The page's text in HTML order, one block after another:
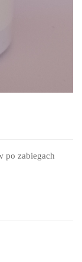
po zabiegach